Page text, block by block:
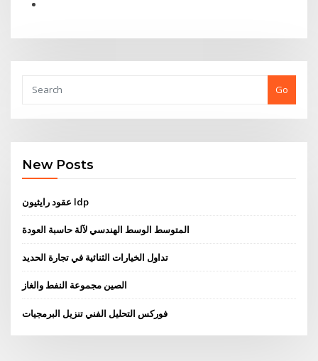
Go
New Posts
عقود رايثيون ldp
المتوسط ​​الوسط الهندسي لآلة حاسبة العودة
تداول الخيارات الثنائية في تجارة الحديد
الصين مجموعة النفط والغاز
فوركس التحليل الفني تنزيل البرمجيات